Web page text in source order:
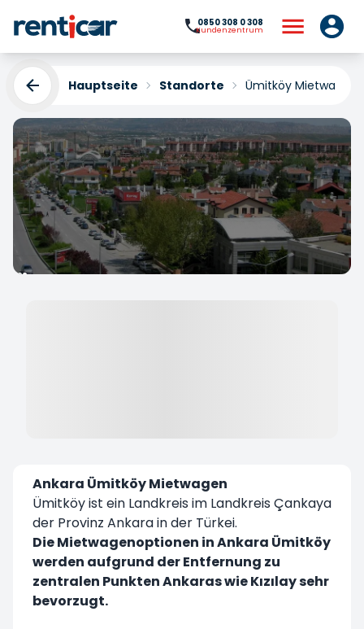
0850 308 0 308
Kundenzentrum
Hauptseite Standorte Ümitköy Mietwagen
Ümitköy Mietwagen
Ankara Ümitköy Mietwagen
Ümitköy ist ein Landkreis im Landkreis Çankaya
der Provinz Ankara in der Türkei.
Die Mietwagenoptionen in Ankara Ümitköy
werden aufgrund der Entfernung zu
zentralen Punkten Ankaras wie Kızılay sehr
bevorzugt.